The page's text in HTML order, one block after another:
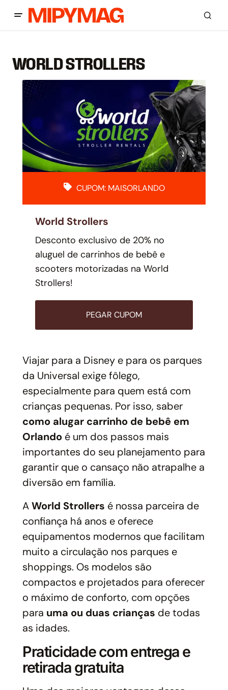
WORLD STROLLERS
CUPOM: MAISORLANDO
World Strollers
Desconto exclusivo de 20% no
aluguel de carrinhos de bebê e
scooters motorizadas na World
Strollers!
PEGAR CUPOM
Viajar para a Disney e para os parques
da Universal exige fôlego,
especialmente para quem está com
crianças pequenas. Por isso, saber
como alugar carrinho de bebê em
Orlando é um dos passos mais
importantes do seu planejamento para
garantir que o cansaço não atrapalhe a
diversão em família.
AWorld Strollers é nossa parceira de
confiança há anos e oferece
equipamentos modernos que facilitam
muito a circulação nos parques e
shoppings. Os modelos são
compactos e projetados para oferecer
o máximo de conforto, com opções
para uma ou duas crianças de todas
as idades.
Praticidade com entrega e
retirada gratuita